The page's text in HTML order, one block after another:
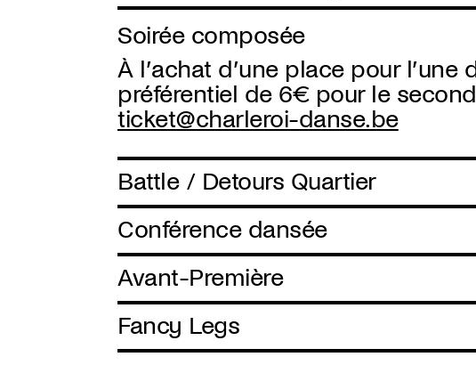
Soirée composée
À l’achat d’une place pour
préférentiel de 6€ pour le
ticket@charleroi-danse.be
Battle / Detours Quartier
Conférence dansée
Avant-Première
Fancy Legs